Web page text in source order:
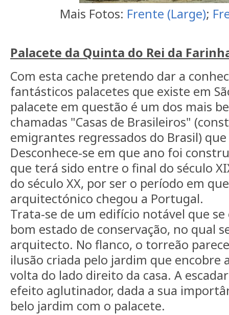
Mais Fotos: Frente (Large);
Palacete da Quinta do Rei da
Com esta cache pretendo dar a
fantásticos palacetes que existe em
palacete em questão é um dos mais
chamadas "Casas de Brasileiros"
emigrantes regressados do Brasil)
Desconhece-se em que ano foi
que terá sido entre o final do século
do século XX, por ser o período em
arquitectónico chegou a Portugal.
Trata-se de um edifício notável que
bom estado de conservação, no qual
arquitecto. No flanco, o torreão
ilusão criada pelo jardim que encobre
volta do lado direito da casa. A
efeito aglutinador, dada a sua
belo jardim com o palacete.